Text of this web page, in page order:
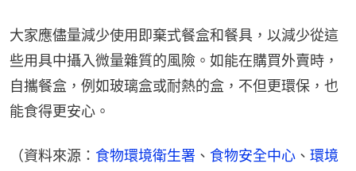
大家應儘量減少使用即棄式餐盒和餐具，以減少從這
些用具中攝入微量雜質的風險。如能在購買外賣時，
自攜餐盒，例如玻璃盒或耐熱的盒，不但更環保，也
能食得更安心。
（資料來源： 食物環境衛生署 、 食物安全中心 、 環境